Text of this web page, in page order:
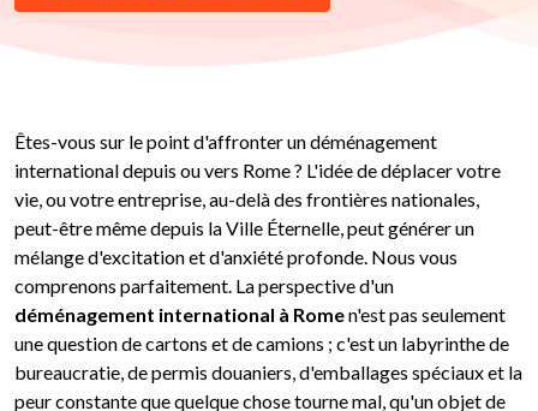
Êtes-vous sur le point d'affronter un déménagement
international depuis ou vers Rome ? L'idée de déplacer votre
vie, ou votre entreprise, au-delà des frontières nationales,
peut-être même depuis la Ville Éternelle, peut générer un
mélange d'excitation et d'anxiété profonde. Nous vous
comprenons parfaitement. La perspective d'un
déménagement international à Romen'est pas seulement
une question de cartons et de camions ; c'est un labyrinthe de
bureaucratie, de permis douaniers, d'emballages spéciaux et la
peur constante que quelque chose tourne mal, qu'un objet de